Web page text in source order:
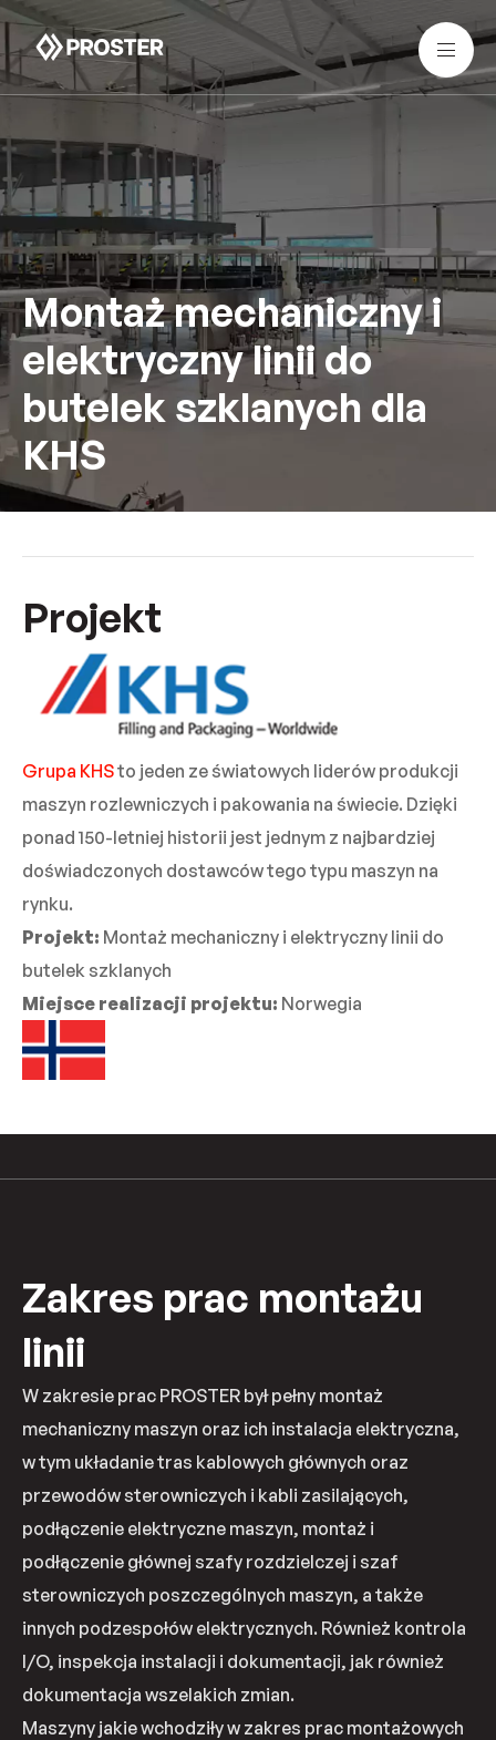
Montaż mechaniczny i
elektryczny linii do
butelek szklanych dla
KHS
Projekt
Grupa KHSto jeden ze światowych liderów produkcji
maszyn rozlewniczych i pakowania na świecie. Dzięki
ponad 150-letniej historii jest jednym z najbardziej
doświadczonych dostawców tego typu maszyn na
rynku.
Projekt: Montaż mechaniczny i elektryczny linii do
butelek szklanych
Miejsce realizacji projektu: Norwegia
Zakres prac montażu
linii
W zakresie prac PROSTER był pełny montaż
mechaniczny maszyn oraz ich instalacja elektryczna,
w tym układanie tras kablowych głównych oraz
przewodów sterowniczych i kabli zasilających,
podłączenie elektryczne maszyn, montaż i
podłączenie głównej szafy rozdzielczej i szaf
sterowniczych poszczególnych maszyn, a także
innych podzespołów elektrycznych. Również kontrola
I/O, inspekcja instalacji i dokumentacji, jak również
dokumentacja wszelakich zmian.
Maszyny jakie wchodziły w zakres prac montażowych